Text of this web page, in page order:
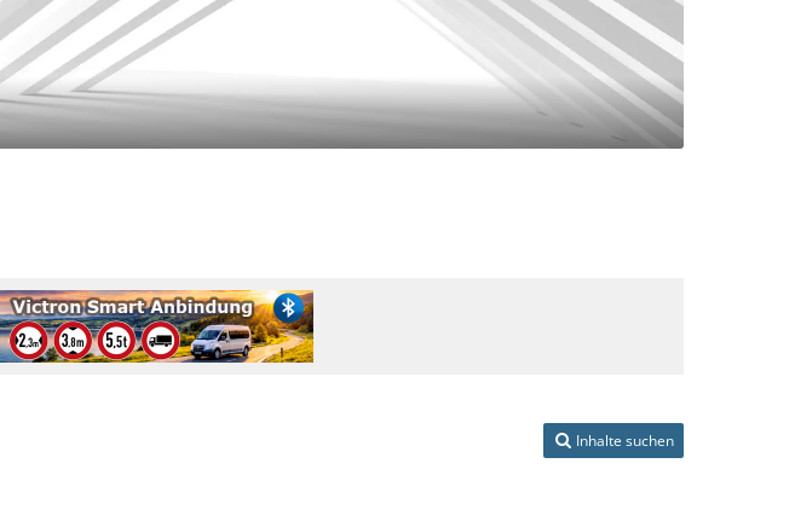
Inhalte suchen